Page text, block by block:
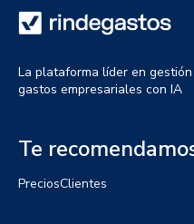
La plataforma líder en
gastos empresariales con IA
Te
PreciosClientes